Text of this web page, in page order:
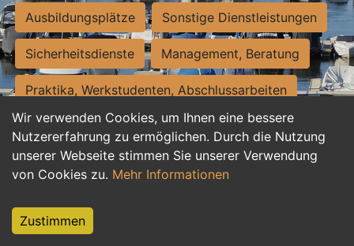
Wir verwenden Cookies, um Ihnen eine bessere
Nutzererfahrung zu ermöglichen. Durch die Nutzung
unserer Webseite stimmen Sie unserer Verwendung
von Cookies zu. Mehr Informationen
Zustimmen
Ausbildungsplätze Sonstige Dienstleistungen
Sicherheitsdienste Management, Beratung
Praktika, Werkstudenten, Abschlussarbeiten
Personalwesen Assistenz, Sekretariat
Hilfskräfte, Aushilfs- und Nebenjobs
Weiterbildung, Studium, duale Ausbildung